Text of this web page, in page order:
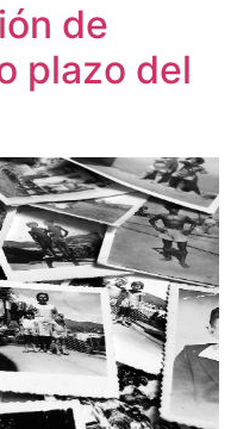
de
plazo del